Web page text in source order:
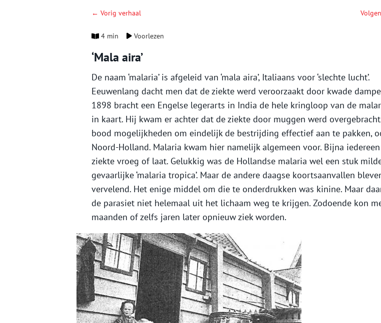
← Vorig verhaal
4 min Voorlezen
‘Mala aira’
De naam ‘malaria’ is afgeleid van ‘mala aira’, Italiaans voor ‘slechte lucht’.
Eeuwenlang dacht men dat de ziekte werd veroorzaakt door kwade
1898 bracht een Engelse legerarts in India de hele kringloop van de
in kaart. Hij kwam er achter dat de ziekte door muggen werd
bood mogelijkheden om eindelijk de bestrijding effectief aan te pakken,
Noord-Holland. Malaria kwam hier namelijk algemeen voor. Bijna
ziekte vroeg of laat. Gelukkig was de Hollandse malaria wel een stuk
gevaarlijke ‘malaria tropica’. Maar de andere daagse koortsaanvallen
vervelend. Het enige middel om die te onderdrukken was kinine. Maar
de parasiet niet helemaal uit het lichaam weg te krijgen. Zodoende kon
maanden of zelfs jaren later opnieuw ziek worden.